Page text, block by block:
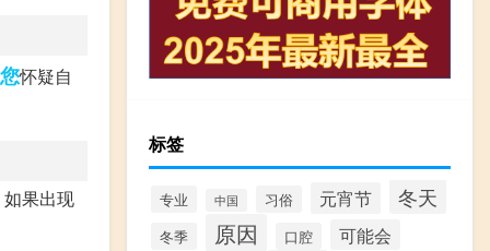
怀疑自
果出现
标签
专业 中国 习俗 元宵节 冬天
冬季 原因 口腔
可能会